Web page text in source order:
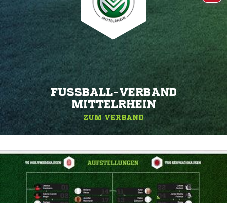
FUSSBALL-VERBAND M
ITTELRHEIN
ZUM VERBAND